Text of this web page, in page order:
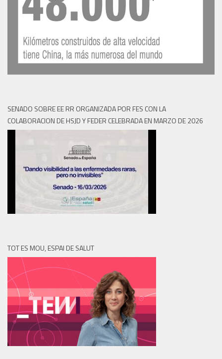
SENADO SOBRE EE RR ORGANIZADA POR FES CON LA
COLABORACION DE HSJD Y FEDER CELEBRADA EN MARZO DE 2026
TOT ES MOU, ESPAI DE SALUT